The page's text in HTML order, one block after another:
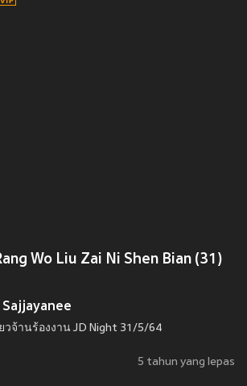
Wo Liu Zai Ni Shen Bian (31)
Sajjayanee
วจ้านร้องงาน JD Night 31/5/64
5 tahun yang lepas